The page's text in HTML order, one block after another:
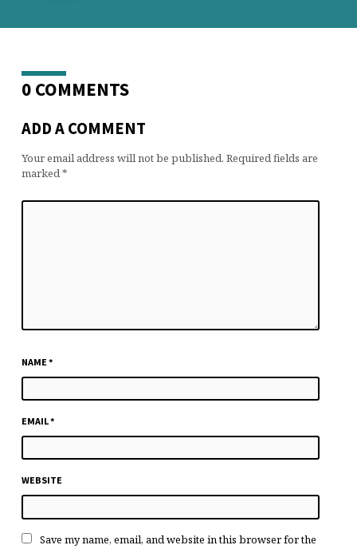
0 COMMENTS
ADD A COMMENT
Your email address will not be published. Required fields are
marked *
NAME *
EMAIL*
WEBSITE
Save my name, email, and website in this browser for the